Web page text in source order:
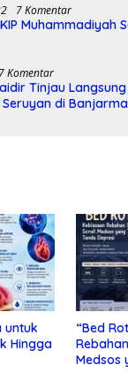
7 Komentar
Muhammadiyah
7 Komentar
Tinjau
di
untuk
Hingga
“Bed
Medsos